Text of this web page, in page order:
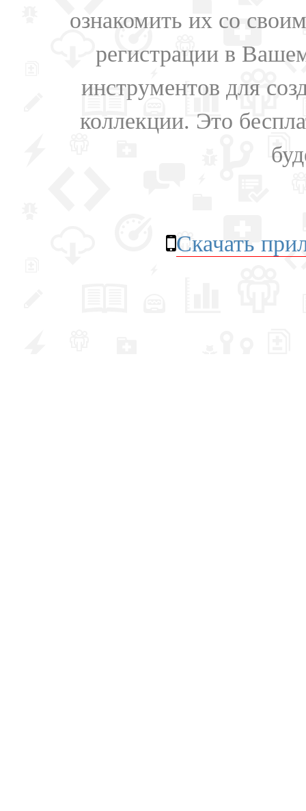
ознакомить их со
регистрации в
инструментов для
коллекции. Это
Скачать